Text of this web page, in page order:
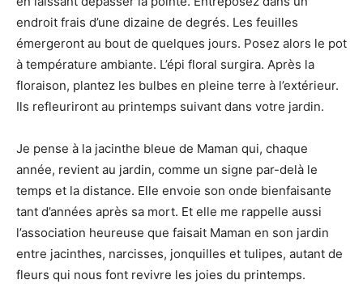
endroit frais d’une dizaine de degrés. Les feuilles
émergeront au bout de quelques jours. Posez alors le pot
à température ambiante. L’épi floral surgira. Après la
floraison, plantez les bulbes en pleine terre à l’extérieur.
Ils refleuriront au printemps suivant dans votre jardin.
Je pense à la jacinthe bleue de Maman qui, chaque
année, revient au jardin, comme un signe par-delà le
temps et la distance. Elle envoie son onde bienfaisante
tant d’années après sa mort. Et elle me rappelle aussi
l’association heureuse que faisait Maman en son jardin
entre jacinthes, narcisses, jonquilles et tulipes, autant de
fleurs qui nous font revivre les joies du printemps.